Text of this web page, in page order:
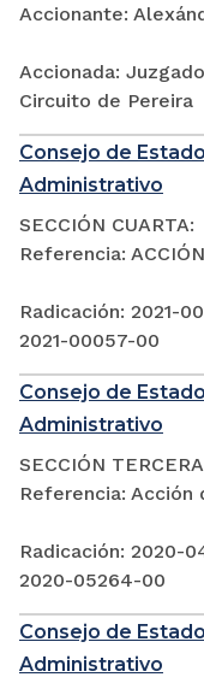
Accionante:
Accionada:
Circuito de Pereira
Consejo de
Administrativo
SECCIÓN CUARTA:
Referencia:
Radicación: 2021-
2021-00057-00
Consejo de
Administrativo
SECCIÓN
Referencia: Acción
Radicación: 2020-
2020-05264-00
Consejo de
Administrativo